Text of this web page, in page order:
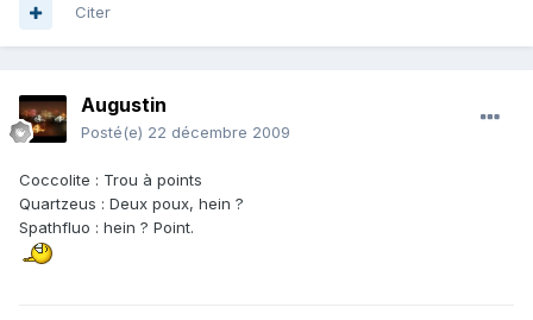
Citer
Augustin
Posté(e) 22 décembre 2009
Coccolite : Trou à points
Quartzeus : Deux poux, hein ?
Spathfluo : hein ? Point.